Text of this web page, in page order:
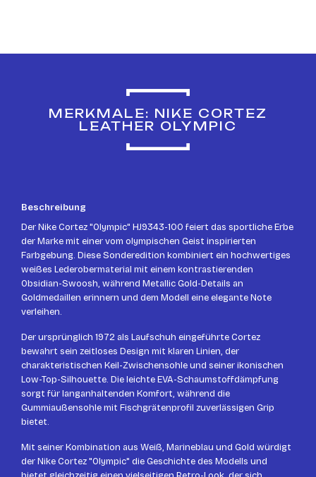
MERKMALE: NIKE CORTEZ
LEATHER OLYMPIC
Beschreibung
Der Nike Cortez "Olympic" HJ9343-100 feiert das sportliche Erbe
der Marke mit einer vom olympischen Geist inspirierten
Farbgebung. Diese Sonderedition kombiniert ein hochwertiges
weißes Lederobermaterial mit einem kontrastierenden
Obsidian-Swoosh, während Metallic Gold-Details an
Goldmedaillen erinnern und dem Modell eine elegante Note
verleihen.
Der ursprünglich 1972 als Laufschuh eingeführte Cortez
bewahrt sein zeitloses Design mit klaren Linien, der
charakteristischen Keil-Zwischensohle und seiner ikonischen
Low-Top-Silhouette. Die leichte EVA-Schaumstoffdämpfung
sorgt für langanhaltenden Komfort, während die
Gummiaußensohle mit Fischgrätenprofil zuverlässigen Grip
bietet.
Mit seiner Kombination aus Weiß, Marineblau und Gold würdigt
der Nike Cortez "Olympic" die Geschichte des Modells und